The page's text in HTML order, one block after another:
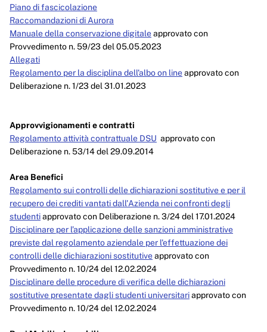
Piano di fascicolazione
Raccomandazioni di Aurora
Manuale della conservazione digitaleapprovato con
Provvedimento n. 59/23 del 05.05.2023
Allegati
Regolamento per la disciplina dell'albo on lineapprovato con
Deliberazione n. 1/23 del 31.01.2023
Approvvigionamenti e contratti
Regolamento attività contrattuale DSU approvato con
Deliberazione n. 53/14 del 29.09.2014
Area Benefici
Regolamento sui controlli delle dichiarazioni sostitutive e per il
recupero dei crediti vantati dall'Azienda nei confronti degli
studentiapprovato con Deliberazione n. 3/24 del 17.01.2024
Disciplinare per l’applicazione delle sanzioni amministrative
previste dal regolamento aziendale per l'effettuazione dei
controlli delle dichiarazioni sostitutiveapprovato con
Provvedimento n. 10/24 del 12.02.2024
Disciplinare delle procedure di verifica delle dichiarazioni
sostitutive presentate dagli studenti universitariapprovato con
Provvedimento n. 10/24 del 12.02.2024